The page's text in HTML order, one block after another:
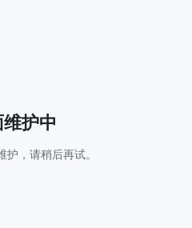
护中
护，请稍后再试。